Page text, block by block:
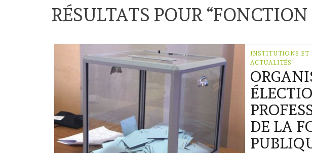
RÉSULTATS POUR “FONCTION
INSTITUTIONS ET
ACTUALITÉS
DE LA